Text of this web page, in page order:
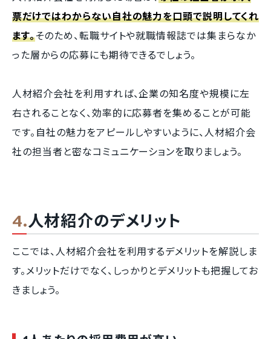
票だけではわからない自社の魅力を口頭で説明してくれ
ます。そのため、転職サイトや就職情報誌では集まらなか
った層からの応募にも期待できるでしょう。
人材紹介会社を利用すれば、企業の知名度や規模に左
右されることなく、効率的に応募者を集めることが可能
です。自社の魅力をアピールしやすいように、人材紹介会
社の担当者と密なコミュニケーションを取りましょう。
人材紹介のデメリット
ここでは、人材紹介会社を利用するデメリットを解説しま
す。メリットだけでなく、しっかりとデメリットも把握してお
きましょう。